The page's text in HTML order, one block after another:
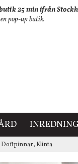
25 min ifrån
pop-up butik.
INREDNING
Doftpinnar, Klinta